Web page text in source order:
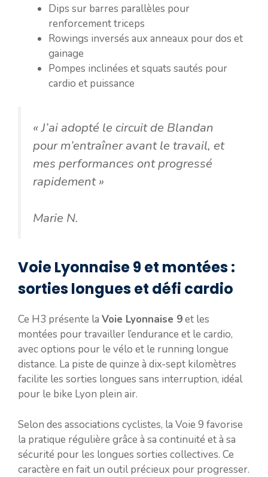
Dips sur barres parallèles pour
renforcement triceps
Rowings inversés aux anneaux pour dos et
gainage
Pompes inclinées et squats sautés pour
cardio et puissance
« J’ai adopté le circuit de Blandan
pour m’entraîner avant le travail, et
mes performances ont progressé
rapidement »
Marie N.
Voie Lyonnaise 9 et montées :
sorties longues et défi cardio
Ce H3 présente la Voie Lyonnaise 9et les
montées pour travailler l’endurance et le cardio,
avec options pour le vélo et le running longue
distance. La piste de quinze à dix-sept kilomètres
facilite les sorties longues sans interruption, idéal
pour le bike Lyon plein air.
Selon des associations cyclistes, la Voie 9 favorise
la pratique régulière grâce à sa continuité et à sa
sécurité pour les longues sorties collectives. Ce
caractère en fait un outil précieux pour progresser.